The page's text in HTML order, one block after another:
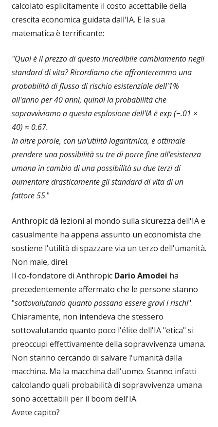
calcolato esplicitamente il costo accettabile della
crescita economica guidata dall'IA. E la sua
matematica è terrificante:
"Qual è il prezzo di questo incredibile cambiamento negli
standard di vita? Ricordiamo che affronteremmo una
probabilità di flusso di rischio esistenziale dell'1%
all'anno per 40 anni, quindi la probabilità che
sopravviviamo a questa esplosione dell'IA è exp (−.01 ×
40) ≈ 0.67.
In altre parole, con un'utilità logaritmica, è ottimale
prendere una possibilità su tre di porre fine all'esistenza
umana in cambio di una possibilità su due terzi di
aumentare drasticamente gli standard di vita di un
fattore 55."
Anthropic dà lezioni al mondo sulla sicurezza dell'IA e
casualmente ha appena assunto un economista che
sostiene l'utilità di spazzare via un terzo dell'umanità.
Non male, direi.
Il co-fondatore di Anthropic Dario Amodei ha
precedentemente affermato che le persone stanno
"sottovalutando quanto possano essere gravi i rischi".
Chiaramente, non intendeva che stessero
sottovalutando quanto poco l'élite dell'IA "etica" si
preoccupi effettivamente della sopravvivenza umana.
Non stanno cercando di salvare l'umanità dalla
macchina. Ma la macchina dall'uomo. Stanno infatti
calcolando quali probabilità di sopravvivenza umana
sono accettabili per il boom dell'IA.
Avete capito?